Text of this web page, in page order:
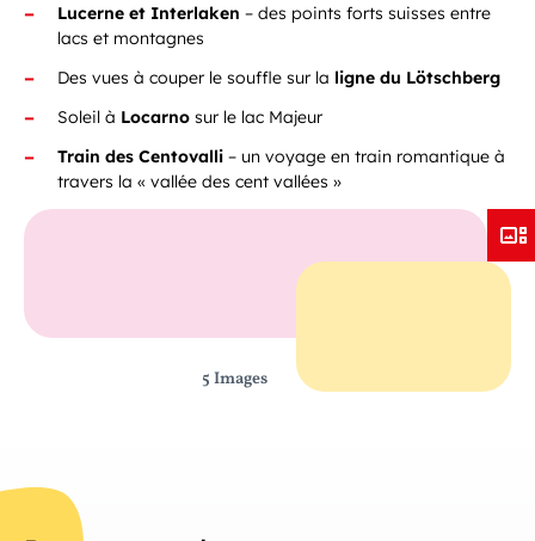
Lucerne et Interlaken – des points forts suisses entre
lacs et montagnes
Des vues à couper le souffle sur la ligne du Lötschberg
Soleil à Locarno sur le lac Majeur
Train des Centovalli – un voyage en train romantique à
travers la « vallée des cent vallées »
5 Images